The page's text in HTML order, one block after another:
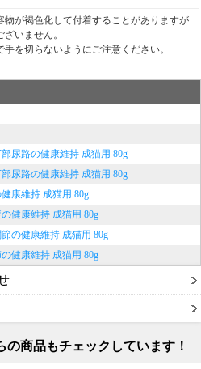
物が褐色化して付着することがありますが
いません。
手を切らないようにご注意ください。
尿路の健康維持 成猫用 80g
尿路の健康維持 成猫用 80g
康維持 成猫用 80g
健康維持 成猫用 80g
の健康維持 成猫用 80g
健康維持 成猫用 80g
商品もチェックしています！